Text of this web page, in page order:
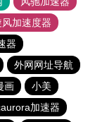
风加速度器
器
外网网址导航
画
小美
加速器